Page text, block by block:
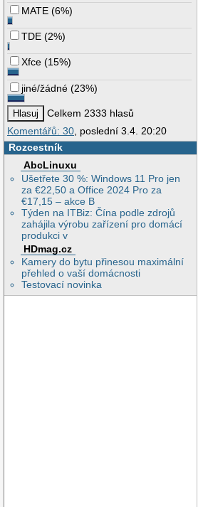
MATE (6%)
TDE (2%)
Xfce (15%)
jiné/žádné (23%)
Celkem 2333 hlasů
Komentářů: 30, poslední 3.4. 20:20
Rozcestník
AbcLinuxu
Ušetřete 30 %: Windows 11 Pro jen
za €22,50 a Office 2024 Pro za
€17,15 – akce B
Týden na ITBiz: Čína podle zdrojů
zahájila výrobu zařízení pro domácí
produkci v
HDmag.cz
Kamery do bytu přinesou maximální
přehled o vaší domácnosti
Testovací novinka